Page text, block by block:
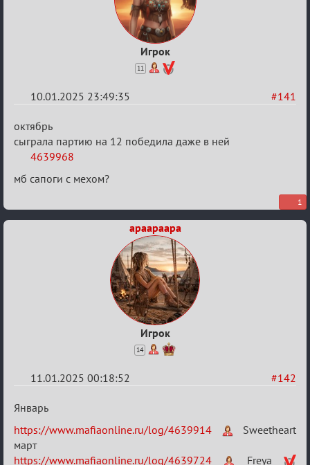
Игрок
11
#141
10.01.2025 23:49:35
Re:
Двенадцать
месяцев
2025
октябрь
сыграла партию на 12 победила даже в ней
4639968
мб сапоги с мехом?
1
apaapaapa
Игрок
14
#142
11.01.2025 00:18:52
Re:
Двенадцать
месяцев
Январь
https://www.mafiaonline.ru/log/4639914
Sweetheart
март
https://www.mafiaonline.ru/log/4639724
Freya